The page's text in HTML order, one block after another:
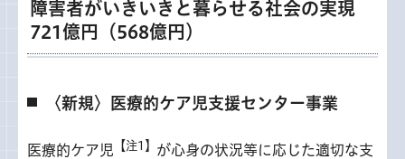
障害者がいきいきと暮らせる社会の実現
721億円（568億円）
〈新規〉医療的ケア児支援センター事業
医療的ケア児 【注1】 が心身の状況等に応じた適切な支